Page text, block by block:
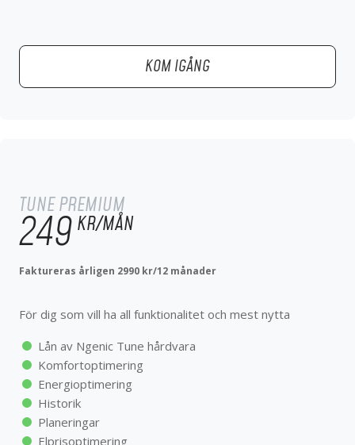
För dig som vill ha all funktionalitet och mest nytta
Lån av Ngenic Tune hårdvara
Komfortoptimering
Energioptimering
Planeringar
Elprisoptimering
Effektoptimering
En extra innegivare
Track HAN
Årlig genomgång
Alltid alla nya funktioner
KOM IGÅNG
TUNE PREMIUM
249 KR/MÅN
Faktureras årligen 2990 kr/12 månader
För dig som vill ha all funktionalitet och mest nytta
Lån av Ngenic Tune hårdvara
Komfortoptimering
Energioptimering
Historik
Planeringar
Elprisoptimering